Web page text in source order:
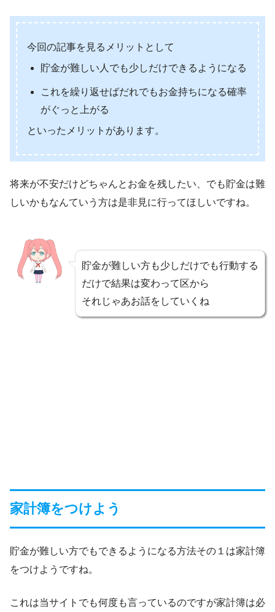
今回の記事を見るメリットとして
貯金が難しい人でも少しだけできるようになる
これを繰り返せばだれでもお金持ちになる確率
がぐっと上がる
といったメリットがあります。
将来が不安だけどちゃんとお金を残したい、でも貯金は難
しいかもなんていう方は是非見に行ってほしいですね。
貯金が難しい方も少しだけでも行動する
だけで結果は変わって区から
それじゃあお話をしていくね
家計簿をつけよう
貯金が難しい方でもできるようになる方法その１は家計簿
をつけようですね。
これは当サイトでも何度も言っているのですが家計簿は必